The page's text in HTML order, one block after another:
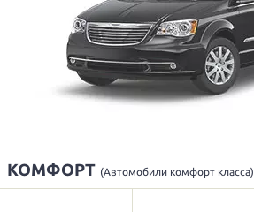
КОМФОРТ (Автомобили комфорт класса)